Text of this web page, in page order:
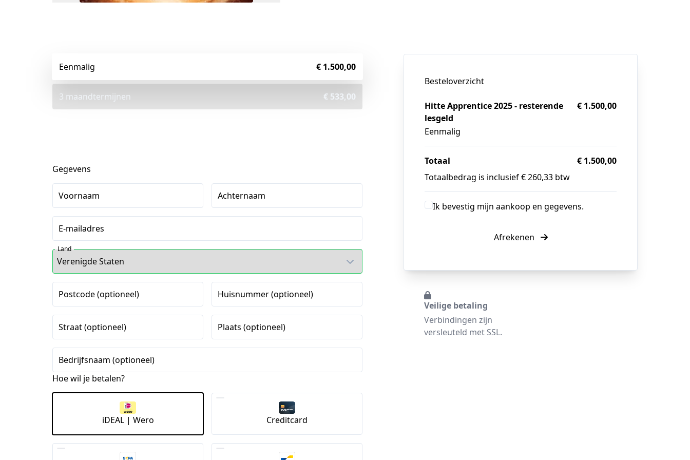
Eenmalig € 1.500,00
3 maandtermijnen € 533,00
Gegevens
Voornaam Achternaam
E-mailadres
Land
Postcode (optioneel) Huisnummer (optioneel)
Straat (optioneel) Plaats (optioneel)
Bedrijfsnaam (optioneel)
Hoe wil je betalen?
iDEAL | Wero Creditcard
Besteloverzicht
Hitte Apprentice 2025 - resterende
lesgeld
Eenmalig
€ 1.500,00
Totaal
€ 1.500,00
Totaalbedrag is inclusief € 260,33 btw
Ik bevestig mijn aankoop en gegevens.
Afrekenen
Veilige betaling
Verbindingen zijn
versleuteld met SSL.